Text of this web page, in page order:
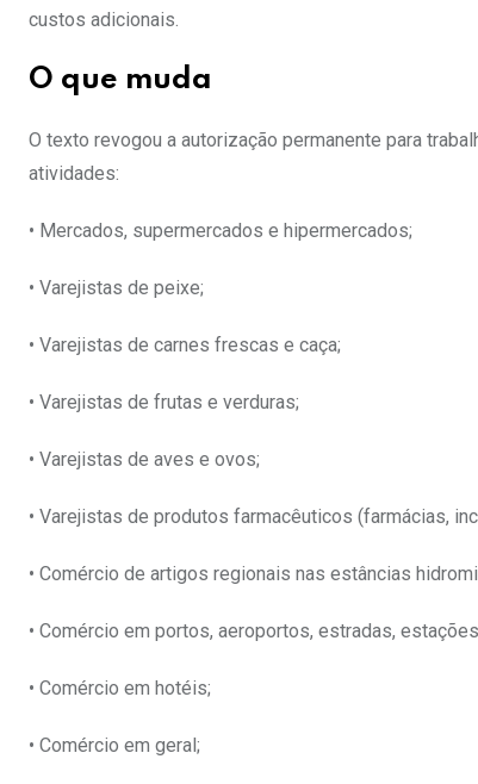
custos adicionais.
O que muda
O texto revogou a autorização permanente para
atividades:
• Mercados, supermercados e hipermercados;
• Varejistas de peixe;
• Varejistas de carnes frescas e caça;
• Varejistas de frutas e verduras;
• Varejistas de aves e ovos;
• Varejistas de produtos farmacêuticos (farmácias,
• Comércio de artigos regionais nas estâncias
• Comércio em portos, aeroportos, estradas,
• Comércio em hotéis;
• Comércio em geral;